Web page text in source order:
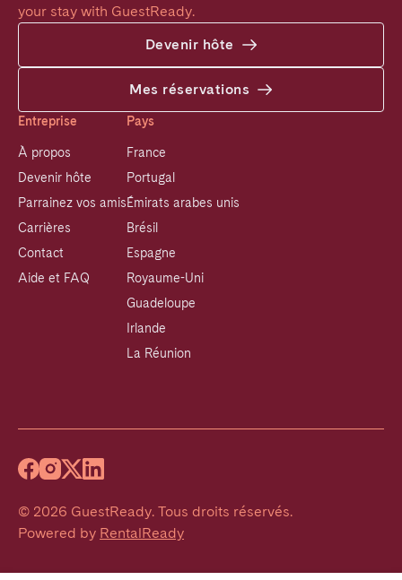
your stay with GuestReady.
Devenir hôte
Mes réservations
Entreprise
À propos
Devenir hôte
Parrainez vos amis
Carrières
Contact
Aide et FAQ
Pays
France
Portugal
Émirats arabes unis
Brésil
Espagne
Royaume-Uni
Guadeloupe
Irlande
La Réunion
© 2026 GuestReady. Tous droits réservés.
Powered by RentalReady